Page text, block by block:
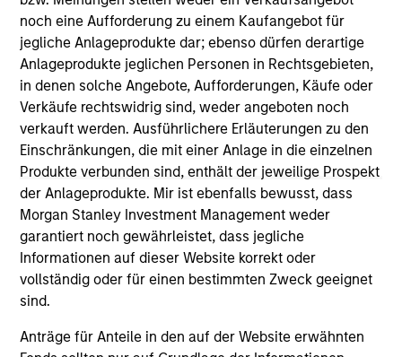
noch eine Aufforderung zu einem Kaufangebot für
jegliche Anlageprodukte dar; ebenso dürfen derartige
Anlageprodukte jeglichen Personen in Rechtsgebieten,
in denen solche Angebote, Aufforderungen, Käufe oder
Verkäufe rechtswidrig sind, weder angeboten noch
verkauft werden. Ausführlichere Erläuterungen zu den
Einschränkungen, die mit einer Anlage in die einzelnen
Produkte verbunden sind, enthält der jeweilige Prospekt
der Anlageprodukte. Mir ist ebenfalls bewusst, dass
Morgan Stanley Investment Management weder
garantiert noch gewährleistet, dass jegliche
Informationen auf dieser Website korrekt oder
vollständig oder für einen bestimmten Zweck geeignet
sind.
Anträge für Anteile in den auf der Website erwähnten
are the property of their respective owners. The information
on this website has not been authorized, sponsored, or
otherwise approved by such owners. By clicking on any
links shown here, you agree that you are navigating to a
third party site. We are providing these hyperlinks to you
only as a convenience and the inclusion of any hyperlink is
not and does not imply any endorsement, approval,
investigation, verification or monitoring by us of any
information contained in any hyperlinked site. In no event
shall we be responsible for the information contained on
the site or your use of such site.